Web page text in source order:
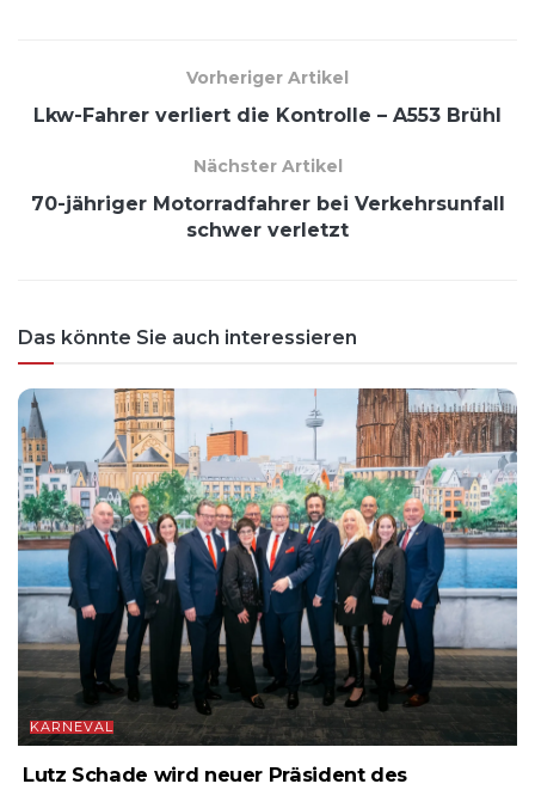
Vorheriger Artikel
Lkw-Fahrer verliert die Kontrolle – A553 Brühl
Nächster Artikel
70-jähriger Motorradfahrer bei Verkehrsunfall
schwer verletzt
Das könnte Sie auch interessieren
KARNEVAL
Lutz Schade wird neuer Präsident des